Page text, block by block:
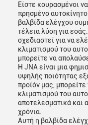
We
Είστε κουρασμένοι
πρησμένο
βαλβίδα ελέγχου
τέλεια λύση για
σχεδιαστεί για να
κλιματισμού του
μπορείτε να
Η JNA είναι μια
υψηλής ποιότητας
προϊόν μας, μπορείτε
κλιματισμού του
αποτελεσματικά και
χρόνια.
Αυτή η βαλβίδα